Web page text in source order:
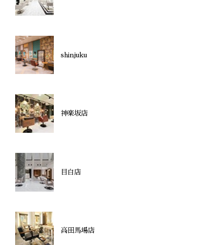
shinjuku
神楽坂店
目白店
高田馬場店